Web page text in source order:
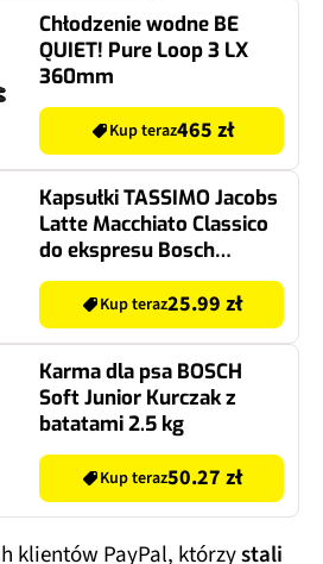
Chłodzenie wodne BE
QUIET! Pure Loop 3 LX
360mm
Kup teraz465 zł
Kapsułki TASSIMO Jacobs
Latte Macchiato Classico
do ekspresu Bosch
Tassimo
Kup teraz25.99 zł
Karma dla psa BOSCH
Soft Junior Kurczak z
batatami 2.5 kg
Kup teraz50.27 zł
klientów PayPal, którzystali